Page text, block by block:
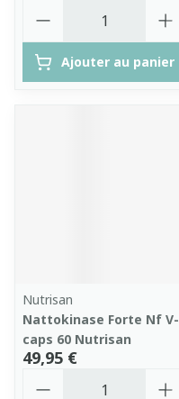
Ajouter au panier
Nutrisan
Nattokinase Forte Nf V-
caps 60 Nutrisan
49,95 €